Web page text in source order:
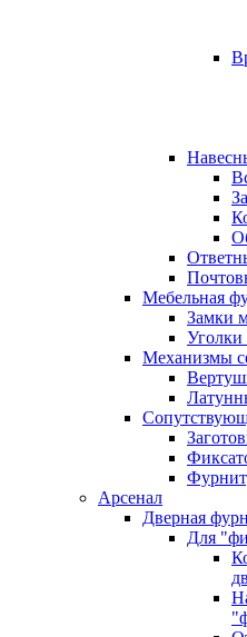
Мебельная
Замки
Уголки
Механизмы
Арсенал
Дверная
Для